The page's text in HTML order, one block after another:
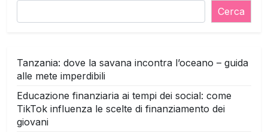
Cerca
Tanzania: dove la savana incontra l’oceano – guida
alle mete imperdibili
Educazione finanziaria ai tempi dei social: come
TikTok influenza le scelte di finanziamento dei
giovani